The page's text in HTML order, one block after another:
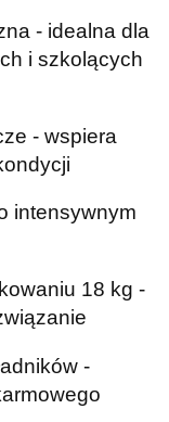
- idealna dla
i szkolących
- wspiera
intensywnym
18 kg -
-